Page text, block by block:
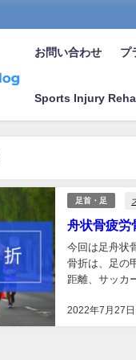
お問い合わせ プ
Sports Injury
足首・足
舟状骨疲労
2022年7月27日
今回は足舟状
骨折は、足の
距離、サッカ